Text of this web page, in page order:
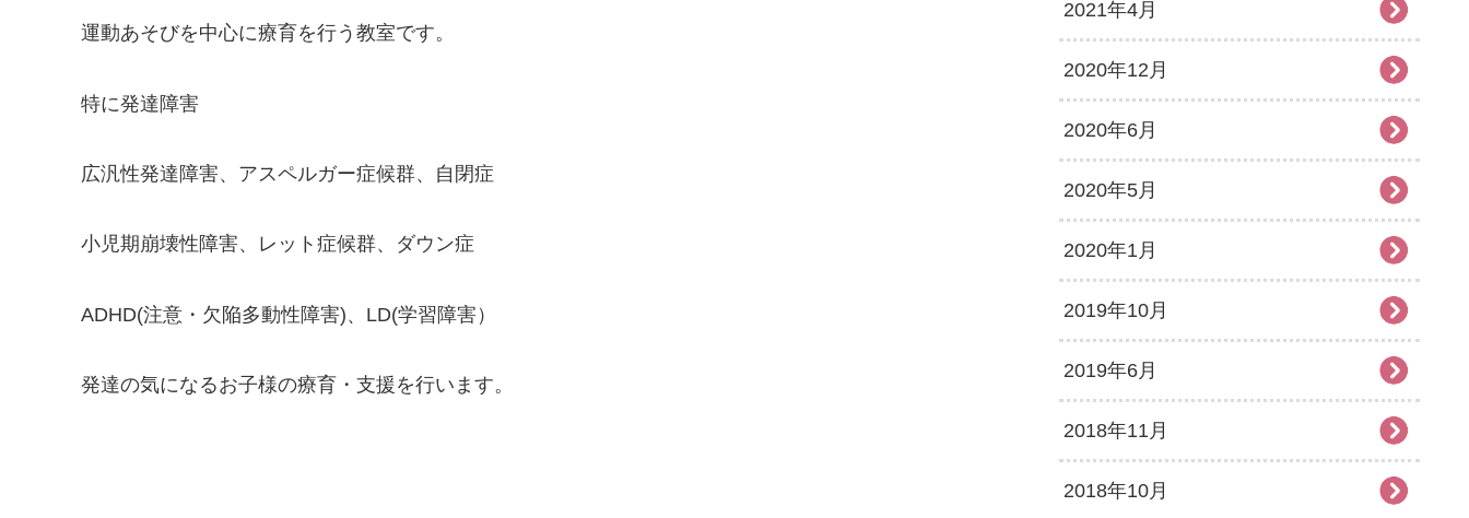
運動あそびを中心に療育を行う教室です。
特に発達障害
広汎性発達障害、アスペルガー症候群、自閉症
小児期崩壊性障害、レット症候群、ダウン症
ADHD(注意・欠陥多動性障害)、LD(学習障害）
発達の気になるお子様の療育・支援を行います。
2021年4月
2020年12月
2020年6月
2020年5月
2020年1月
2019年10月
2019年6月
2018年11月
2018年10月